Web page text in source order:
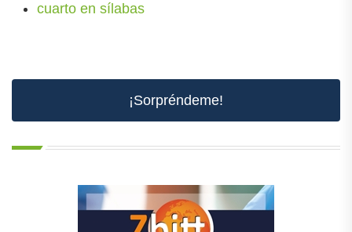
cuarto en sílabas
¡Sorpréndeme!